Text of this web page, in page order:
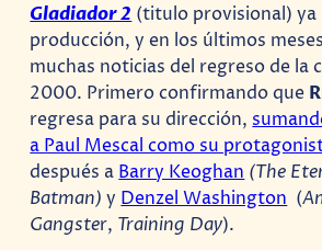
Gladiador 2 (titulo provisional) ya
producción, y en los últimos
muchas noticias del regreso de la
2000. Primero confirmando que
regresa para su dirección,
a Paul Mescal como su
después a Barry Keoghan (The
Batman) y Denzel Washington (
Gangster, Training Day).